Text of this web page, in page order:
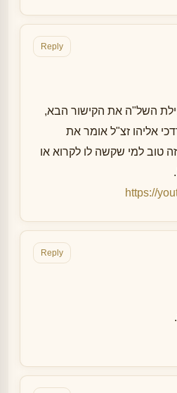
Reply
השל"ה את הקישור הבא,
אליהו זצ"ל אומר את
טוב למי שקשה לו לקרוא או
https://
Reply